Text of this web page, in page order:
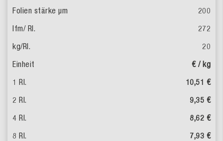
200
272
20
€ / kg
10,51 €
9,35 €
8,62 €
7,93 €